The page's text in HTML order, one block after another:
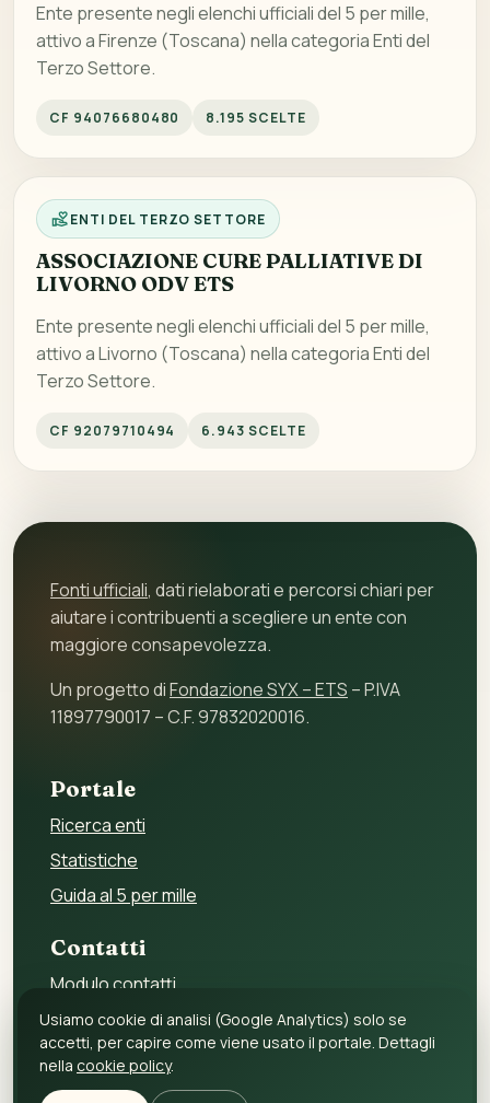
Ente presente negli elenchi ufficiali del 5 per mille,
attivo a Firenze (Toscana) nella categoria Enti del
Terzo Settore.
CF 94076680480 8.195 SCELTE
ENTI DEL TERZO SETTORE
ASSOCIAZIONE CURE PALLIATIVE DI
LIVORNO ODV ETS
Ente presente negli elenchi ufficiali del 5 per mille,
attivo a Livorno (Toscana) nella categoria Enti del
Terzo Settore.
CF 92079710494 6.943 SCELTE
Fonti ufficiali, dati rielaborati e percorsi chiari per
aiutare i contribuenti a scegliere un ente con
maggiore consapevolezza.
Un progetto diFondazione SYX – ETS – P.IVA
11897790017 – C.F. 97832020016.
Portale
Ricerca enti
Statistiche
Guida al 5 per mille
Contatti
Modulo contatti
Per gli enti
Per i fornitori
Privacy policy
Usiamo cookie di analisi (Google Analytics) solo se
accetti, per capire come viene usato il portale. Dettagli
nella cookie policy.